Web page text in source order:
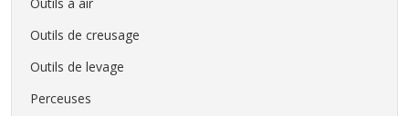
Outils de creusage
Outils de levage
Perceuses